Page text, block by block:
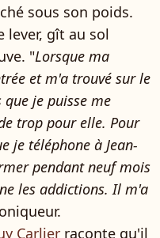
sous son poids.
lever, gît au sol
"Lorsque ma
et m'a trouvé sur le
je puisse me
trop pour elle. Pour
je téléphone à Jean-
pendant neuf mois
les addictions. Il m'a
Carlier raconte qu'il